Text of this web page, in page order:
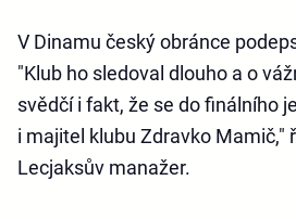
V Dinamu český obránce
"Klub ho sledoval dlouho a o
svědčí i fakt, že se do finálního
i majitel klubu Zdravko Mamič,"
Lecjaksův manažer.